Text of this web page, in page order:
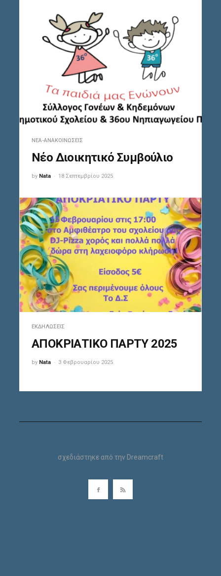
ΝΈΑ-ΑΝΑΚΟΙΝΏΣΕΙΣ
Νέο Διοικητικό Συμβούλιο
by Nata 18 Σεπτεμβρίου 2025
ΕΚΔΗΛΏΣΕΙΣ
ΑΠΟΚΡΙΑΤΙΚΟ ΠΑΡΤΥ 2025
by Nata 3 Φεβρουαρίου 2025
σχεδιάστηκε από την Dreamcraft